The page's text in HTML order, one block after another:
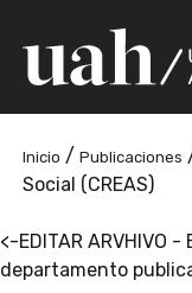
Inicio /Publicaciones
Social (CREAS)
<-EDITAR ARVHIVO -
departamento